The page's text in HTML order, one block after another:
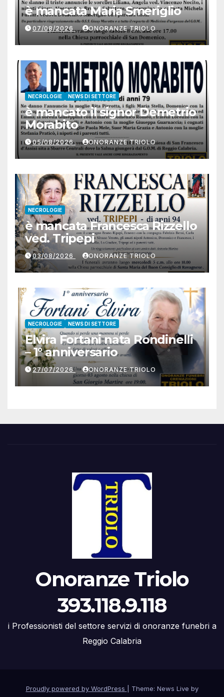
è mancata Maria Smeriglio
07/08/2026 ONORANZE TRIOLO
NECROLOGIE NEWS DI SETTORE
è mancato il signor Demetrio
Morabito
05/08/2026 ONORANZE TRIOLO
NECROLOGIE
è mancata Francesca Rizzello
ved. Tripepi
03/08/2026 ONORANZE TRIOLO
NECROLOGIE NEWS DI SETTORE
Elvira Fortani nata Rondinelli
– 1° anniversario
27/07/2026 ONORANZE TRIOLO
Onoranze Triolo
393.118.9.118
i Professionisti del settore servizi di onoranze funebri a
Reggio Calabria
Proudly powered by WordPress Theme: News Live by